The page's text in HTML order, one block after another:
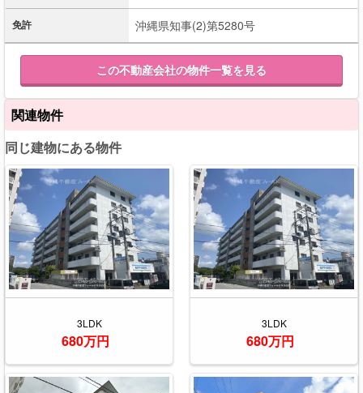
免許 沖縄県知事(2)第5280号
この不動産会社の物件一覧を見る
関連物件
同じ建物にある物件
3LDK
680万円
3LDK
680万円